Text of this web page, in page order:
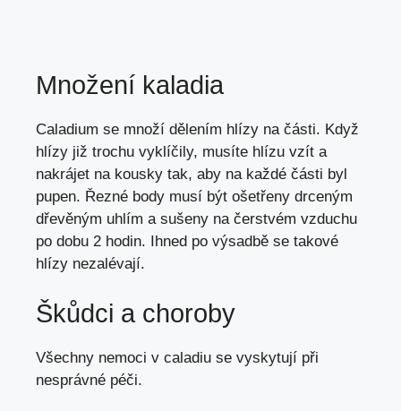
Množení kaladia
Caladium se množí dělením hlízy na části. Když
hlízy již trochu vyklíčily, musíte hlízu vzít a
nakrájet na kousky tak, aby na každé části byl
pupen. Řezné body musí být ošetřeny drceným
dřevěným uhlím a sušeny na čerstvém vzduchu
po dobu 2 hodin. Ihned po výsadbě se takové
hlízy nezalévají.
Škůdci a choroby
Všechny nemoci v caladiu se vyskytují při
nesprávné péči.